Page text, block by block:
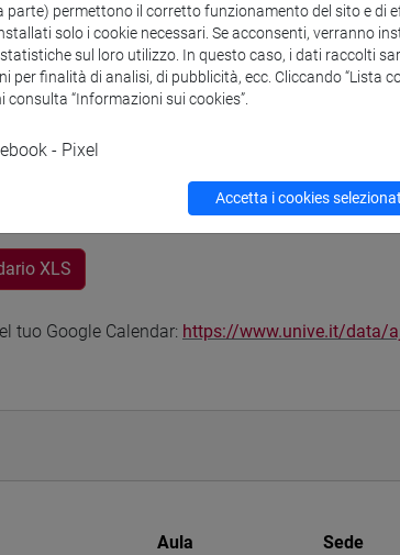
Link allo spazio del corso
XLS
tuo Google Calendar: https://www.unive.it/data/
Aula Sede
parte) permettono il corretto funzionamento del sito e di
solo i cookie necessari. Se acconsenti, verranno
sul loro utilizzo. In questo caso, i dati raccolti
finalità di analisi, di pubblicità, ecc. Cliccando “Lista
“Informazioni sui cookies”.
- Pixel
Accetta i cookies